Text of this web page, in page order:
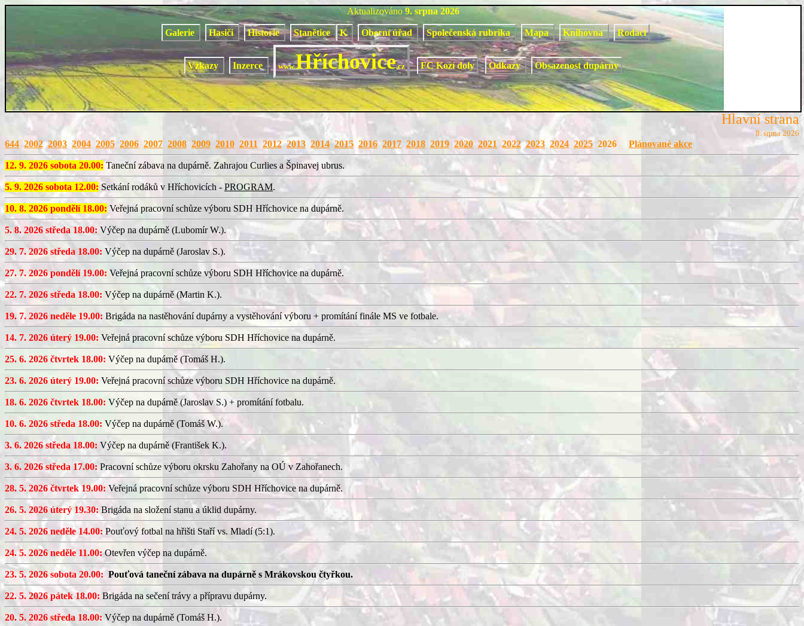
Aktualizováno 9. srpna 2026
Galerie Hasiči Historie Stanětice K Obecní úřad Společenská rubrika Mapa Knihovna Rodáci
Vzkazy Inzerce www.Hříchovice.cz FC Kozí doly Odkazy Obsazenost dupárny
Hlavní strana
8. srpna 2026
644 2002 2003 2004 2005 2006 2007 2008 2009 2010 2011 2012 2013 2014 2015 2016 2017 2018 2019 2020 2021 2022 2023 2024 20252026 Plánované akce
12. 9. 2026 sobota 20.00: Taneční zábava na dupárně. Zahrajou Curlies a Špinavej ubrus.
5. 9. 2026 sobota 12.00: Setkání rodáků v Hříchovicích - PROGRAM.
10. 8. 2026 pondělí 18.00: Veřejná pracovní schůze výboru SDH Hříchovice na dupárně.
5. 8. 2026 středa 18.00: Výčep na dupárně (Lubomír W.).
29. 7. 2026 středa 18.00: Výčep na dupárně (Jaroslav S.).
27. 7. 2026 pondělí 19.00: Veřejná pracovní schůze výboru SDH Hříchovice na dupárně.
22. 7. 2026 středa 18.00: Výčep na dupárně (Martin K.).
19. 7. 2026 neděle 19.00: Brigáda na nastěhování dupárny a vystěhování výboru + promítání finále MS ve fotbale.
14. 7. 2026 úterý 19.00: Veřejná pracovní schůze výboru SDH Hříchovice na dupárně.
25. 6. 2026 čtvrtek 18.00: Výčep na dupárně (Tomáš H.).
23. 6. 2026 úterý 19.00: Veřejná pracovní schůze výboru SDH Hříchovice na dupárně.
18. 6. 2026 čtvrtek 18.00: Výčep na dupárně (Jaroslav S.) + promítání fotbalu.
10. 6. 2026 středa 18.00: Výčep na dupárně (Tomáš W.).
3. 6. 2026 středa 18.00: Výčep na dupárně (František K.).
3. 6. 2026 středa 17.00: Pracovní schůze výboru okrsku Zahořany na OÚ v Zahořanech.
28. 5. 2026 čtvrtek 19.00: Veřejná pracovní schůze výboru SDH Hříchovice na dupárně.
26. 5. 2026 úterý 19.30: Brigáda na složení stanu a úklid dupárny.
24. 5. 2026 neděle 14.00: Pouťový fotbal na hřišti Staří vs. Mladí (5:1).
24. 5. 2026 neděle 11.00:Otevřen výčep na dupárně.
23. 5. 2026 sobota 20.00: Pouťová taneční zábava na dupárně s Mrákovskou čtyřkou.
22. 5. 2026 pátek 18.00: Brigáda na sečení trávy a přípravu dupárny.
20. 5. 2026 středa 18.00: Výčep na dupárně (Tomáš H.).